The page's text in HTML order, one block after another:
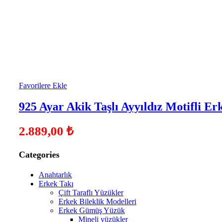
Favorilere Ekle
925 Ayar Akik Taşlı Ayyıldız Motifli
2.889,00 ₺
Categories
Anahtarlık
Erkek Takı
Çift Taraflı Yüzükler
Erkek Bileklik Modelleri
Erkek Gümüş Yüzük
Mineli yüzükler